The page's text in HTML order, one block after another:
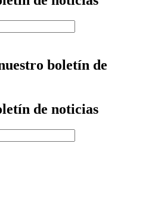
boletín de
de noticias